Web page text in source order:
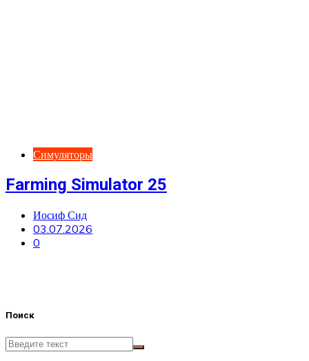
Симуляторы
Farming Simulator 25
Иосиф Сид
03.07.2026
0
Поиск